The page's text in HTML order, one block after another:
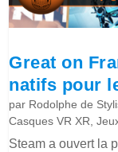
Great on
natifs pour
par Rodolphe de
Casques VR XR ,
Steam a ouvert la